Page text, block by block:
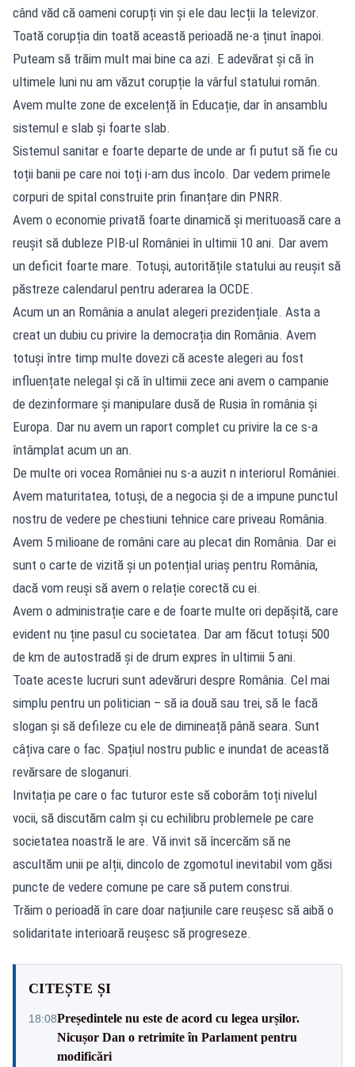
când văd că oameni corupți vin și ele dau lecții la televizor.
Toată corupția din toată această perioadă ne-a ținut înapoi.
Puteam să trăim mult mai bine ca azi. E adevărat și că în
ultimele luni nu am văzut corupție la vârful statului român.
Avem multe zone de excelență în Educație, dar în ansamblu
sistemul e slab și foarte slab.
Sistemul sanitar e foarte departe de unde ar fi putut să fie cu
toții banii pe care noi toți i-am dus încolo. Dar vedem primele
corpuri de spital construite prin finanțare din PNRR.
Avem o economie privată foarte dinamică și merituoasă care a
reușit să dubleze PIB-ul României în ultimii 10 ani. Dar avem
un deficit foarte mare. Totuși, autoritățile statului au reușit să
păstreze calendarul pentru aderarea la OCDE.
Acum un an România a anulat alegeri prezidențiale. Asta a
creat un dubiu cu privire la democrația din România. Avem
totuși între timp multe dovezi că aceste alegeri au fost
influențate nelegal și că în ultimii zece ani avem o campanie
de dezinformare și manipulare dusă de Rusia în românia și
Europa. Dar nu avem un raport complet cu privire la ce s-a
întâmplat acum un an.
De multe ori vocea României nu s-a auzit n interiorul României.
Avem maturitatea, totuși, de a negocia și de a impune punctul
nostru de vedere pe chestiuni tehnice care priveau România.
Avem 5 milioane de români care au plecat din România. Dar ei
sunt o carte de vizită și un potențial uriaș pentru România,
dacă vom reuși să avem o relație corectă cu ei.
Avem o administrație care e de foarte multe ori depășită, care
evident nu ține pasul cu societatea. Dar am făcut totuși 500
de km de autostradă și de drum expres în ultimii 5 ani.
Toate aceste lucruri sunt adevăruri despre România. Cel mai
simplu pentru un politician – să ia două sau trei, să le facă
slogan și să defileze cu ele de dimineață până seara. Sunt
câțiva care o fac. Spațiul nostru public e inundat de această
revărsare de sloganuri.
Invitația pe care o fac tuturor este să coborâm toți nivelul
vocii, să discutăm calm și cu echilibru problemele pe care
societatea noastră le are. Vă invit să încercăm să ne
ascultăm unii pe alții, dincolo de zgomotul inevitabil vom găsi
puncte de vedere comune pe care să putem construi.
Trăim o perioadă în care doar națiunile care reușesc să aibă o
solidaritate interioară reușesc să progreseze.
CITEȘTE ȘI
18:08Președintele nu este de acord cu legea urșilor.
Nicușor Dan o retrimite în Parlament pentru
modificări